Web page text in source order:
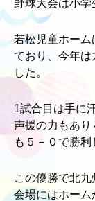
野球大会は小
若松児童ホーム
ており、今年は
した。
1試合目は手に
声援の力もあ
も５－０で勝
この優勝で北九
会場にはホーム